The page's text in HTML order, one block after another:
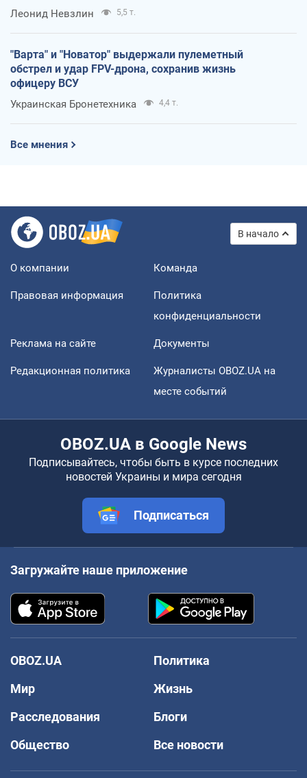
Леонид Невзлин 5,5 т.
"Варта" и "Новатор" выдержали пулеметный
обстрел и удар FPV-дрона, сохранив жизнь
офицеру ВСУ
Украинская Бронетехника 4,4 т.
Все мнения
В начало
О компании Команда
Правовая информация
Политика
конфиденциальности
Реклама на сайте Документы
Редакционная политика
Журналисты OBOZ.UA на
месте событий
OBOZ.UA в Google News
Подписывайтесь, чтобы быть в курсе последних
новостей Украины и мира сегодня
Подписаться
Загружайте наше приложение
OBOZ.UA
Политика
Мир
Жизнь
Расследования
Блоги
Общество
Все новости